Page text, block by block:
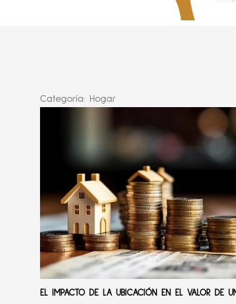
Categoría: Hogar
EL IMPACTO DE LA UBICACIÓN EN EL VALOR DE